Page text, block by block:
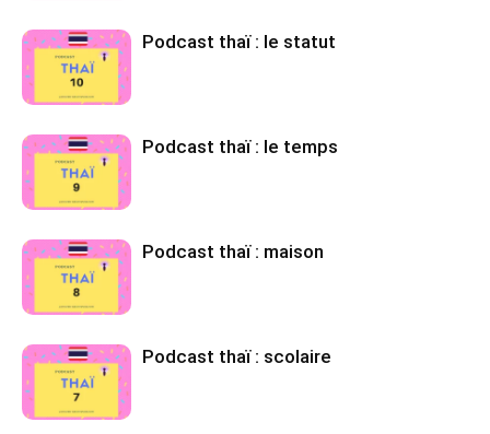
Podcast thaï : le statut
Podcast thaï : le temps
Podcast thaï : maison
Podcast thaï : scolaire